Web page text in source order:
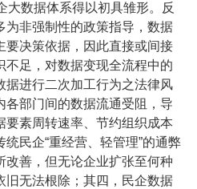
大数据体系得以初具雏形。反
为非强制性的政策指导，数据
要决策依据，因此直接或间接
不足，对数据变现全流程中的
据进行二次加工行为之法律风
各部门间的数据流通受阻，导
要素周转速率、节约组织成本
民企“重经营、轻管理”的通弊
改善，但无论企业扩张至何种
旧无法根除；其四，民企数据